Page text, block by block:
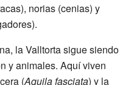
norias (cenias) y
la Valltorta sigue siendo
y animales. Aquí viven
(Aquila fasciata) y la